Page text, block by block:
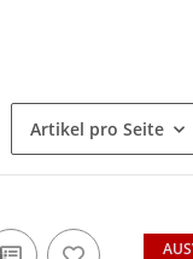
Artikel pro Seite